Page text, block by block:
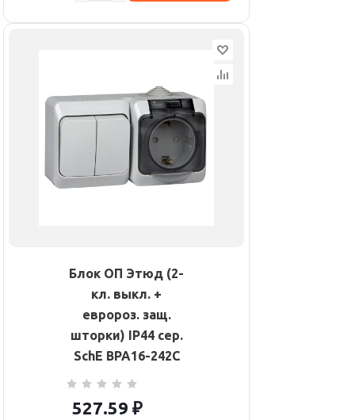
Блок ОП Этюд (2-
кл. выкл. +
евророз. защ.
шторки) IP44 сер.
SchE BPA16-242C
527.59 ₽